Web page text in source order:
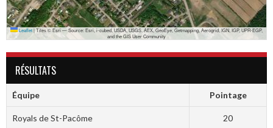
Leaflet|Tiles © Esri — Source: Esri, i-cubed, USDA, USGS, AEX, GeoEye, Getmapping, Aerogrid, IGN, IGP, UPR-EGP,
and the GIS User Community
RÉSULTATS
Équipe Pointage
Royals de St-Pacôme 20